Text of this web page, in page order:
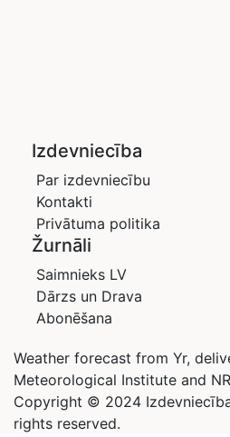
Izdevniecība
Par izdevniecību
Kontakti
Privātuma politika
Žurnāli
Saimnieks LV
Dārzs un Drava
Abonēšana
Weather forecast from Yr,
Meteorological Institute and
Copyright © 2024 Izdevniecība
rights reserved.